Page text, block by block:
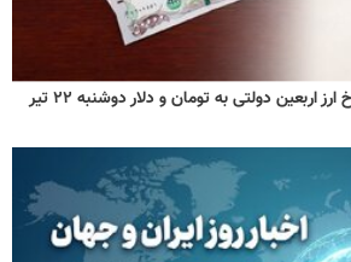
قیمت دینار عراق امروز + نرخ ارز اربعین دولتی به تومان و دلار دوشنبه ۲۲ تیر